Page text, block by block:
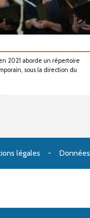
2021 aborde un répertoire
sous la direction du
légales